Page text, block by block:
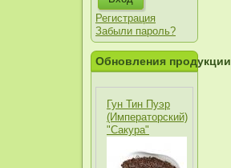
Регистрация
Забыли пароль?
Обновления продукции
Гун Тин Пуэр
(Императорский)
"Сакура"